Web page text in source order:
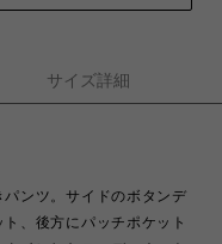
サイズ詳細
ンツ。サイドのボタンデ
、後方にパッチポケット